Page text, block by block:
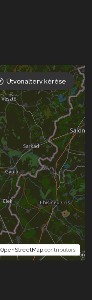
OpenStreetMap contributors
Útvonalterv kérése